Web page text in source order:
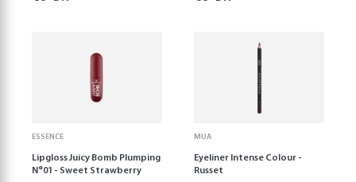
ESSENCE
Lipgloss Juicy Bomb Plumping
N°01 - Sweet Strawberry
MUA
Eyeliner Intense Colour -
Russet